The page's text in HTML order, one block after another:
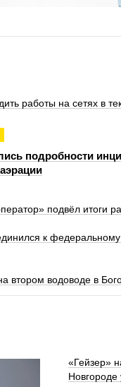
работы на сетях в
подробности
подвёл итоги
к
втором водоводе в
«Гейзер»
Новгороде